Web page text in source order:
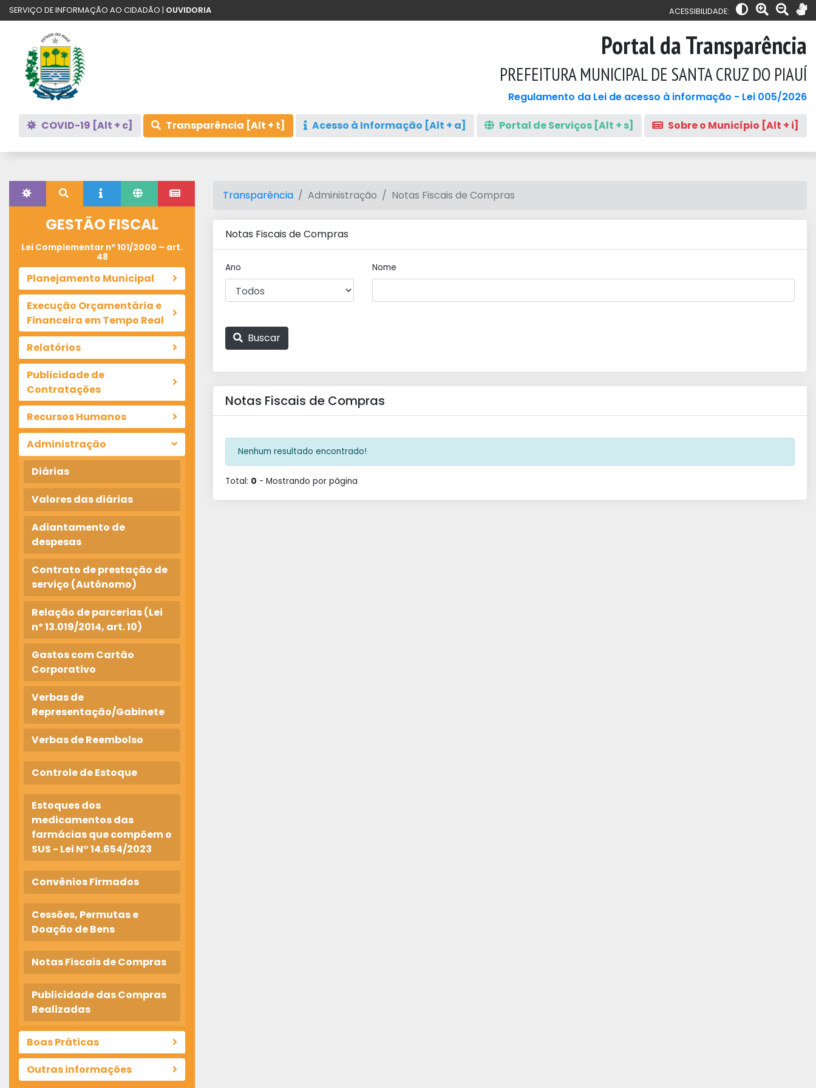
SERVIÇO DE INFORMAÇÃO AO CIDADÃO | OUVIDORIA ACESSIBILIDADE:
Portal da Transparência
PREFEITURA MUNICIPAL DE SANTA CRUZ DO PIAUÍ
Regulamento da Lei de acesso à informação - Lei 005/2026
COVID-19 [Alt + c] Transparência [Alt + t] Acesso à Informação [Alt + a] Portal de Serviços [Alt + s] Sobre o Município [Alt + i]
GESTÃO FISCAL
Lei Complementar nº 101/2000 – art.
48
Planejamento Municipal
Execução Orçamentária e
Financeira em Tempo Real
Relatórios
Publicidade de
Contratações
Recursos Humanos
Administração
Diárias
Valores das diárias
Adiantamento de
despesas
Contrato de prestação de
serviço (Autônomo)
Relação de parcerias (Lei
nº 13.019/2014, art. 10)
Gastos com Cartão
Corporativo
Verbas de
Representação/Gabinete
Verbas de Reembolso
Controle de Estoque
Estoques dos
medicamentos das
farmácias que compõem o
SUS - Lei N° 14.654/2023
Convênios Firmados
Cessões, Permutas e
Doação de Bens
Notas Fiscais de Compras
Publicidade das Compras
Realizadas
Boas Práticas
Outras informações
Transparência Administração Notas Fiscais de Compras
Notas Fiscais de Compras
Ano Nome
Buscar
Notas Fiscais de Compras
Nenhum resultado encontrado!
Total: 0 - Mostrando por página